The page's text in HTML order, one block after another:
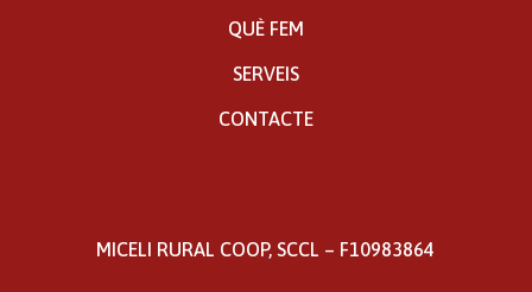
QUÈ FEM
SERVEIS
CONTACTE
MICELI RURAL COOP, SCCL – F10983864